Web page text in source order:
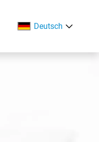
Deutsch